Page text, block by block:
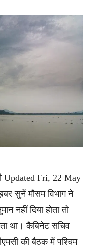
Updated Fri, 22 May
सुनें मौसम विभाग ने
नहीं दिया होता तो
था। कैबिनेट सचिव
की बैठक में पश्चिम